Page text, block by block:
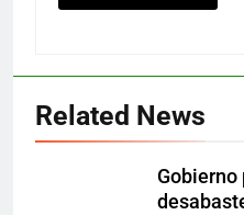
Related News
Gobierno